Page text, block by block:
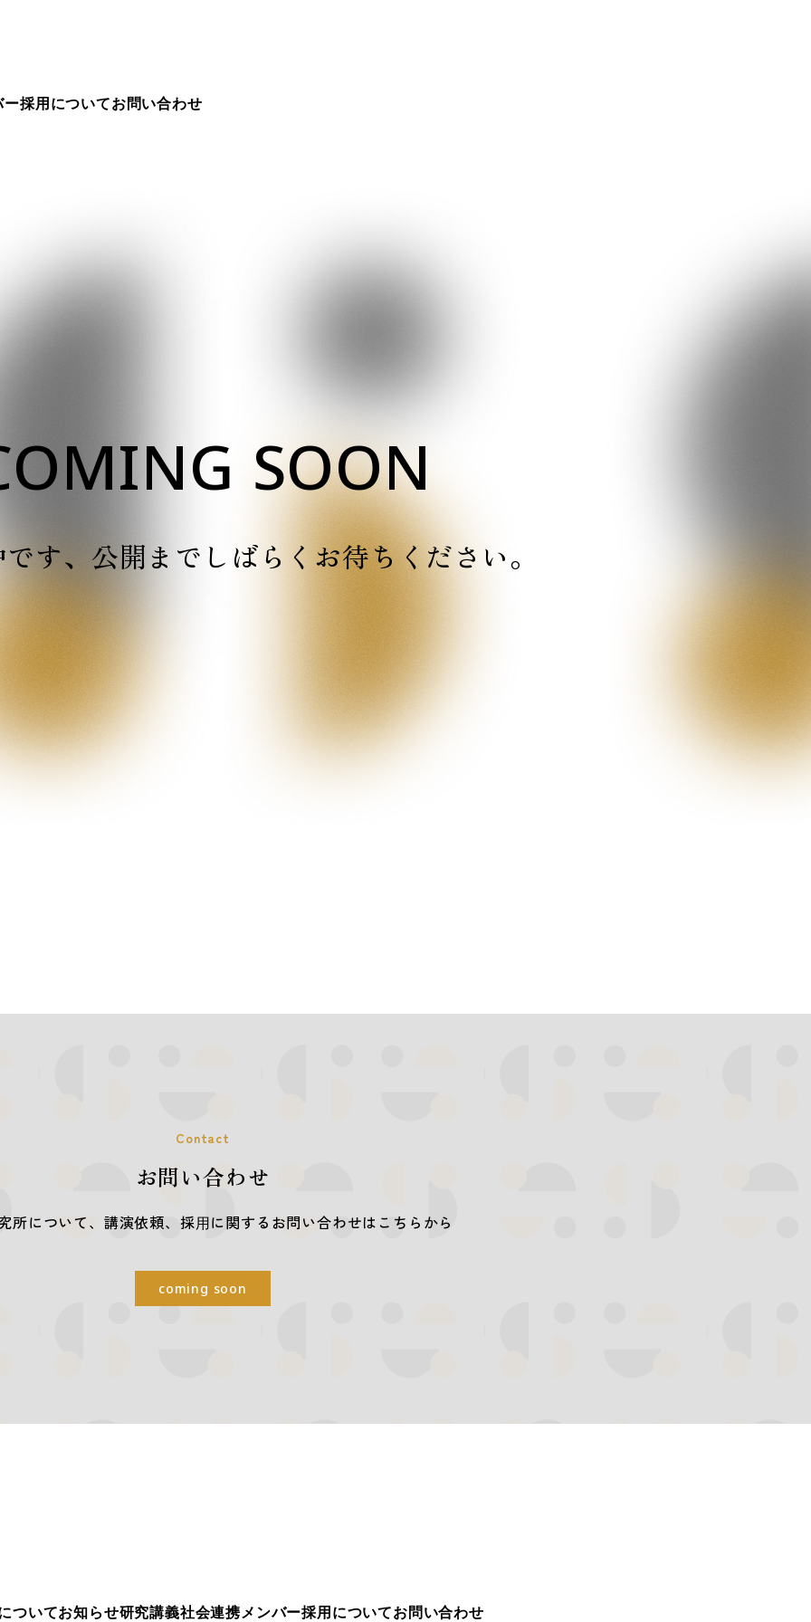
ー採用についてお問い合わせ
SOON
す、 公開までしばらくお待ちください。
Contact
お問い合わせ
所について、講演依頼、 採⽤に関するお問い合わせはこちらから
coming soon
ついてお知らせ研究講義社会連携メンバー採用についてお問い合わせ